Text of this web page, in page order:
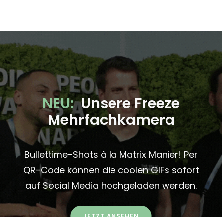
NEU:Unsere Freeze
Mehrfachkamera
Bullettime-Shots à la Matrix Manier! Per
QR-Code können die coolen GIFs sofort
auf Social Media hochgeladen werden.